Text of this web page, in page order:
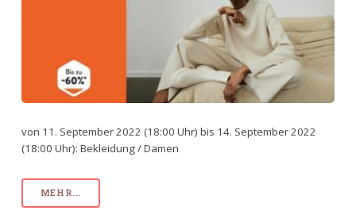
von 11. September 2022 (18:00 Uhr) bis 14. September 2022
(18:00 Uhr): Bekleidung / Damen
MEHR...